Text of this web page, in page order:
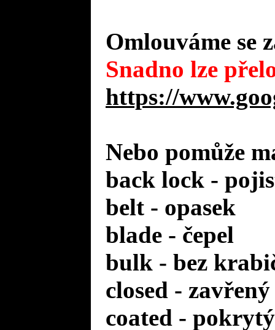
Omlouváme se
Snadno lze
https://
Nebo pomůže
back lock -
belt - opasek
blade - čepel
bulk - bez
closed - zavřený
coated -